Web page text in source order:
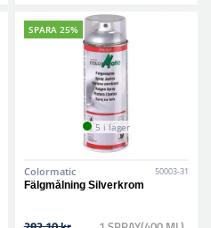
SPARA 25%
5 i lager
Colormatic 50003-31
Fälgmålning Silverkrom